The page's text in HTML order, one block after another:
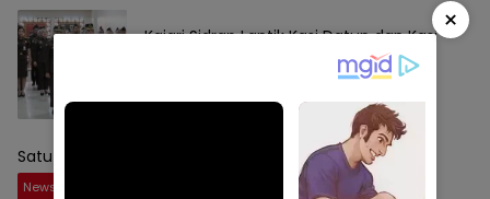
Kajari Sidrap Lantik Kasi Datun dan Kasi
Satu topnews
News
×